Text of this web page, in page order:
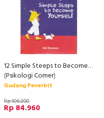
12 Simple Steeps to Become Yourself
(Psikologi Corner)
Gudang Penerbit
Rp 106.200
Rp 84.960